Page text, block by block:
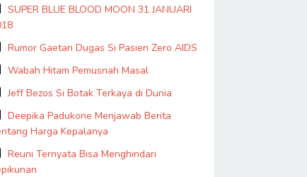
SUPER BLUE BLOOD MOON 31 JANUARI
Rumor Gaetan Dugas Si Pasien Zero AIDS
Wabah Hitam Pemusnah Masal
Jeff Bezos Si Botak Terkaya di Dunia
Deepika Padukone Menjawab Berita
Harga Kepalanya
Reuni Ternyata Bisa Menghindari